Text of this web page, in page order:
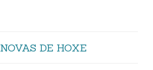
NOVAS DE HOXE